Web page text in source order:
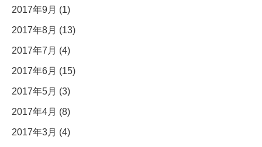
2017年9月 (1)
2017年8月 (13)
2017年7月 (4)
2017年6月 (15)
2017年5月 (3)
2017年4月 (8)
2017年3月 (4)